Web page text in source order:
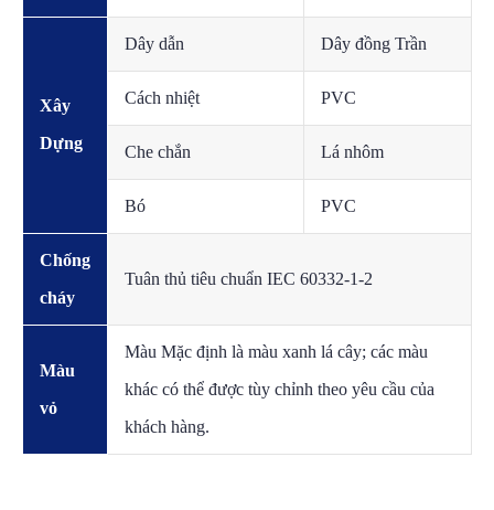
Xây
Dựng
Dây dẫn Dây đồng Trần
Cách nhiệt PVC
Che chắn Lá nhôm
Bó PVC
Chống
cháy
Tuân thủ tiêu chuẩn IEC 60332-1-2
Màu
vỏ
Màu Mặc định là màu xanh lá cây; các màu
khác có thể được tùy chỉnh theo yêu cầu của
khách hàng.